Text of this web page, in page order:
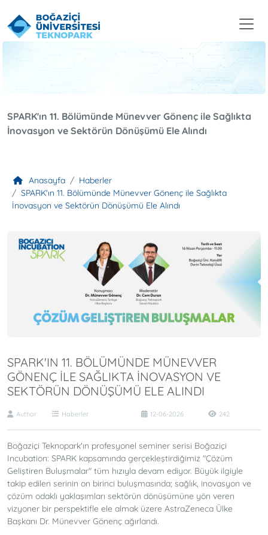
SPARK'ın 11. Bölümünde Münevver Gönenç ile Sağlıkta
İnovasyon ve Sektörün Dönüşümü Ele Alındı
Anasayfa
Haberler
SPARK'ın 11. Bölümünde Münevver Gönenç ile Sağlıkta
İnovasyon ve Sektörün Dönüşümü Ele Alındı
SPARK'IN 11. BÖLÜMÜNDE MÜNEVVER
GÖNENÇ ILE SAĞLIKTA İNOVASYON VE
SEKTÖRÜN DÖNÜŞÜMÜ ELE ALINDI
Author Haberler 12-06-2026 242
Boğaziçi Teknopark'ın profesyonel seminer serisi Boğaziçi
Incubation: SPARK kapsamında gerçekleştirdiğimiz "Çözüm
Geliştiren Buluşmalar" tüm hızıyla devam ediyor. Büyük ilgiyle
takip edilen serinin on birinci buluşmasında; sağlık, inovasyon ve
çözüm odaklı yaklaşımları sektörün dönüşümüne yön veren
vizyoner bir perspektifle ele almak üzere AstraZeneca Ülke
Başkanı Dr. Münevver Gönenç ağırlandı.